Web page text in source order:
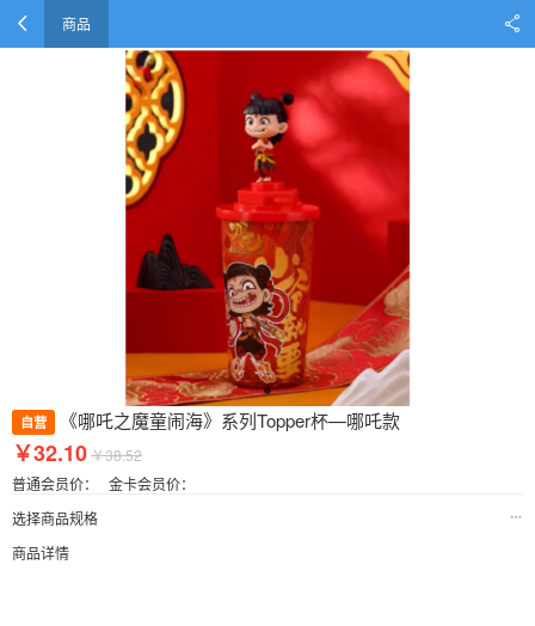
商品
自营 《哪吒之魔童闹海》系列Topper杯—哪吒款
￥32.10￥38.52
普通会员价：
金卡会员价：
选择商品规格
商品详情